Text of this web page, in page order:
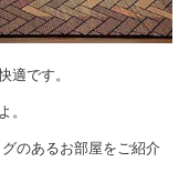
適です。
。
のあるお部屋をご紹介